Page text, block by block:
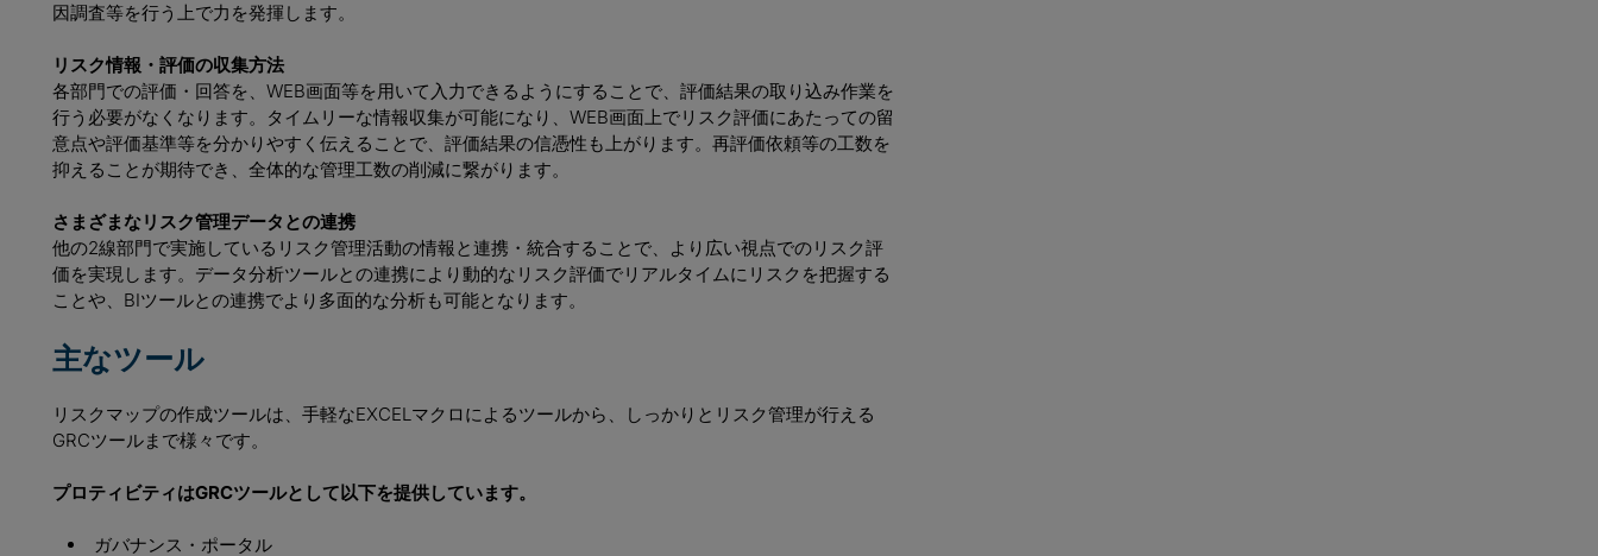
因調査等を行う上で力を発揮します。
リスク情報・評価の収集方法
各部門での評価・回答を、WEB画面等を用いて入力できるようにすることで、評価結果の取り込み作業を
行う必要がなくなります。タイムリーな情報収集が可能になり、WEB画面上でリスク評価にあたっての留
意点や評価基準等を分かりやすく伝えることで、評価結果の信憑性も上がります。再評価依頼等の工数を
抑えることが期待でき、全体的な管理工数の削減に繋がります。
さまざまなリスク管理データとの連携
他の2線部門で実施しているリスク管理活動の情報と連携・統合することで、より広い視点でのリスク評
価を実現します。データ分析ツールとの連携により動的なリスク評価でリアルタイムにリスクを把握する
ことや、BIツールとの連携でより多面的な分析も可能となります。
主なツール
リスクマップの作成ツールは、手軽なEXCELマクロによるツールから、しっかりとリスク管理が行える
GRCツールまで様々です。
プロティビティはGRCツールとして以下を提供しています。
ガバナンス・ポータル